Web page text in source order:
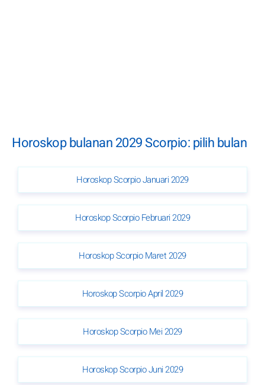
Horoskop bulanan 2029 Scorpio: pilih bulan
Horoskop Scorpio Januari 2029
Horoskop Scorpio Februari 2029
Horoskop Scorpio Maret 2029
Horoskop Scorpio April 2029
Horoskop Scorpio Mei 2029
Horoskop Scorpio Juni 2029